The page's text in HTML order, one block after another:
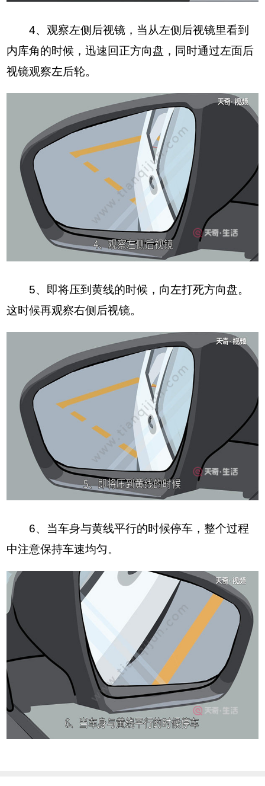
4、观察左侧后视镜，当从左侧后视镜里看到
内库角的时候，迅速回正方向盘，同时通过左面后
视镜观察左后轮。
5、即将压到黄线的时候，向左打死方向盘。
这时候再观察右侧后视镜。
6、当车身与黄线平行的时候停车，整个过程
中注意保持车速均匀。